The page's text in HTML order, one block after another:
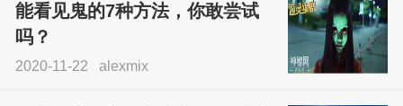
能看见鬼的7种方法，你敢尝试
吗？
2020-11-22 alexmix